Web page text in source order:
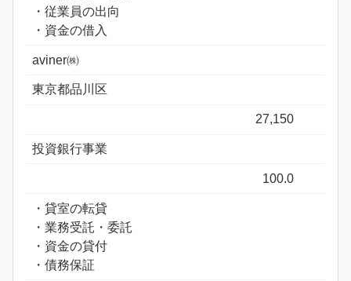
・従業員の出向
・資金の借入
aviner㈱
東京都品川区
27,150
投資銀行事業
100.0
・貸室の転貸
・業務受託・委託
・資金の貸付
・債務保証